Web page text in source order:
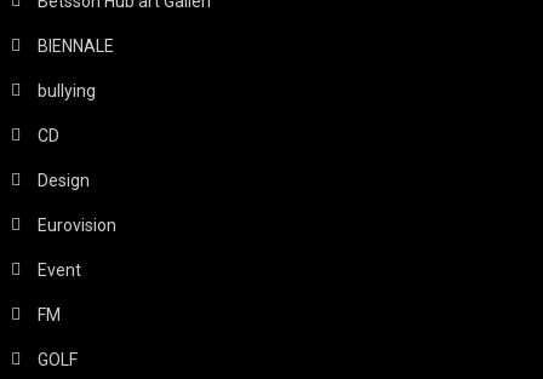
BIENNALE
bullying
CD
Design
Eurovision
Event
FM
GOLF